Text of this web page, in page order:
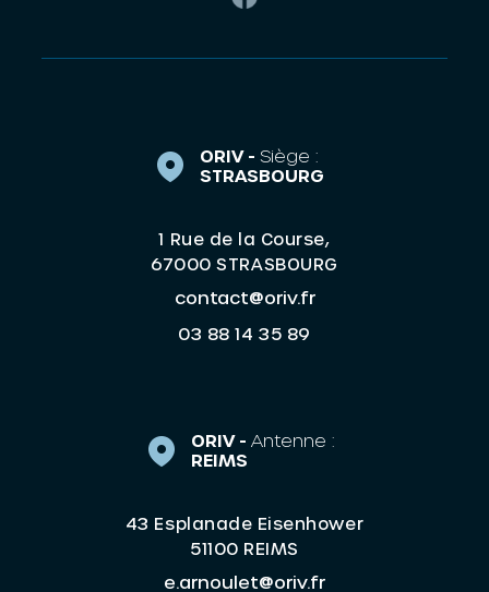
ORIV - Siège :
STRASBOURG
1 Rue de la Course,
67000 STRASBOURG
contact@oriv.fr
03 88 14 35 89
ORIV - Antenne :
REIMS
43 Esplanade Eisenhower
51100 REIMS
e.arnoulet@oriv.fr